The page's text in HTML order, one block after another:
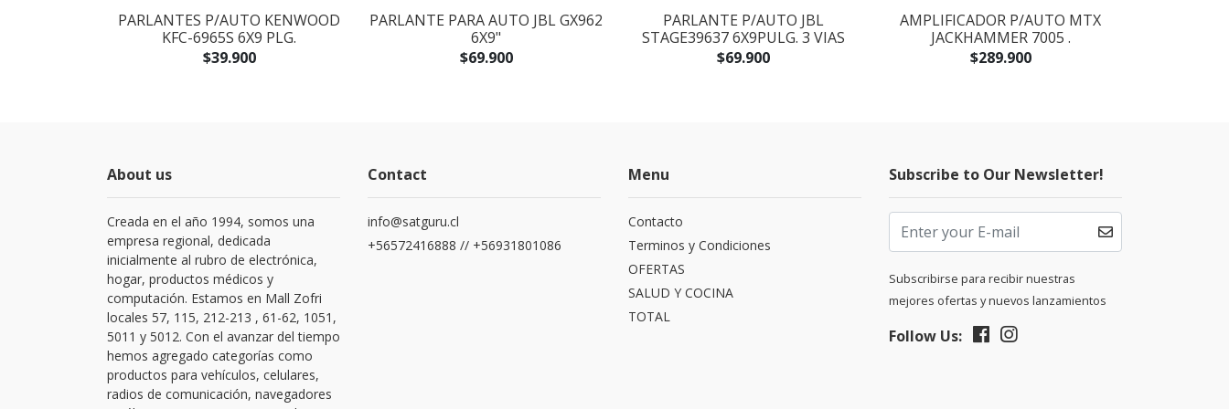
PARLANTES P/AUTO KENWOOD
KFC-6965S 6X9 PLG.
$39.900
PARLANTE PARA AUTO JBL GX962
6X9"
$69.900
PARLANTE P/AUTO JBL
STAGE39637 6X9PULG. 3 VIAS
$69.900
AMPLIFICADOR P/AUTO MTX
JACKHAMMER 7005 .
$289.900
About us
Creada en el año 1994, somos una
empresa regional, dedicada
inicialmente al rubro de electrónica,
hogar, productos médicos y
computación. Estamos en Mall Zofri
locales 57, 115, 212-213 , 61-62, 1051,
5011 y 5012. Con el avanzar del tiempo
hemos agregado categorías como
productos para vehículos, celulares,
radios de comunicación, navegadores
Contact
info@satguru.cl
+56572416888 // +56931801086
Menu
Contacto
Terminos y Condiciones
OFERTAS
SALUD Y COCINA
TOTAL
Subscribe to Our Newsletter!
Subscribirse para recibir nuestras
mejores ofertas y nuevos lanzamientos
Follow Us: